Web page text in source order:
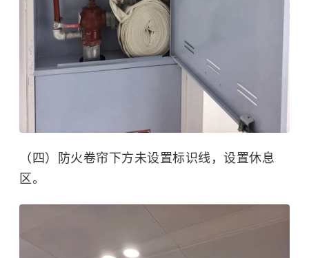
（四）防火卷帘下方未设置标识线，设置休息
区。